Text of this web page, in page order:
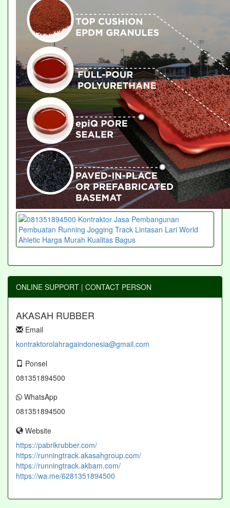
ONLINE SUPPORT | CONTACT PERSON
AKASAH RUBBER
Email
kontraktorolahragaindonesia@gmail.com
Ponsel
081351894500
WhatsApp
081351894500
Website
https://pabrikrubber.com/
https://runningtrack.akasahgroup.com/
https://runningtrack.akbam.com/
https://wa.me/6281351894500